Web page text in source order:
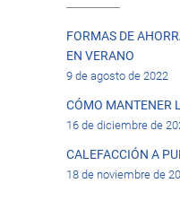
FORMAS DE
EN VERANO
9 de agosto de 2022
CÓMO MANTENER
16 de diciembre de
CALEFACCIÓN A
18 de noviembre de